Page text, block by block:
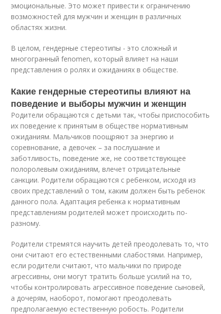
эмоциональные. Это может привести к ограничению
возможностей для мужчин и женщин в различных
областях жизни.
В целом, гендерные стереотипы - это сложный и
многогранный fenomen, который влияет на наши
представления о ролях и ожиданиях в обществе.
Какие гендерные стереотипы влияют на
поведение и выборы мужчин и женщин
Родители обращаются с детьми так, чтобы приспособить
их поведение к принятым в обществе нормативным
ожиданиям. Мальчиков поощряют за энергию и
соревнование, а девочек – за послушание и
заботливость, поведение же, не соответствующее
полоролевым ожиданиям, влечет отрицательные
санкции. Родители обращаются с ребенком, исходя из
своих представлений о том, каким должен быть ребенок
данного пола. Адаптация ребенка к нормативным
представлениям родителей может происходить по-
разному.
Родители стремятся научить детей преодолевать то, что
они считают его естественными слабостями. Например,
если родители считают, что мальчики по природе
агрессивны, они могут тратить больше усилий на то,
чтобы контролировать агрессивное поведение сыновей,
а дочерям, наоборот, помогают преодолевать
предполагаемую естественную робость. Родители